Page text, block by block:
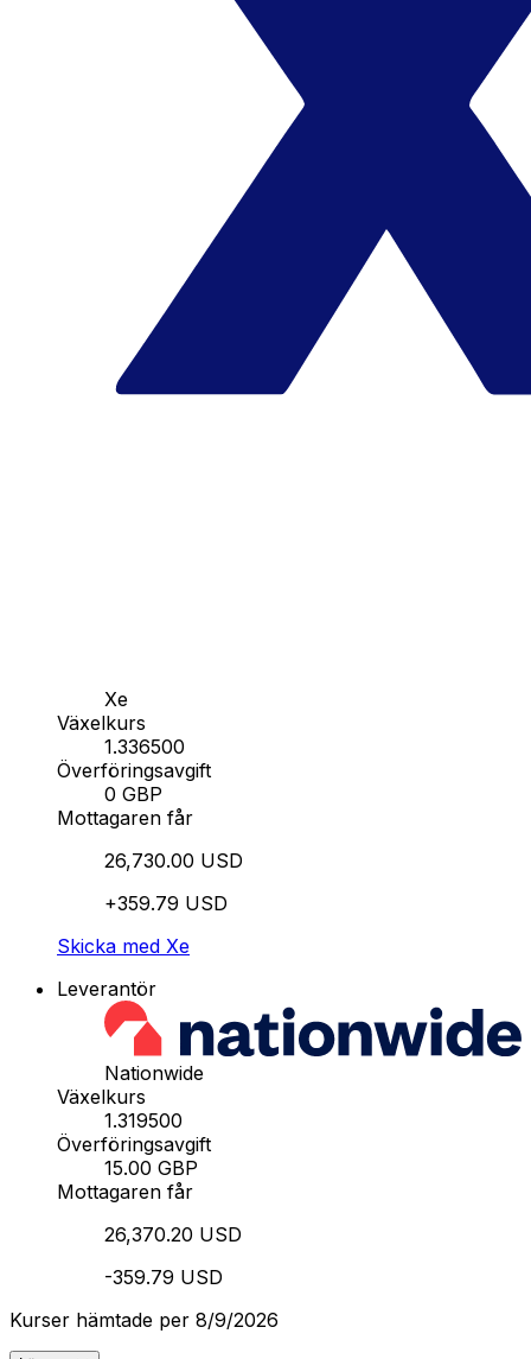
Xe
Växelkurs
1.336500
Överföringsavgift
0 GBP
Mottagaren får
26,730.00 USD
+359.79 USD
Skicka med Xe
Leverantör
Nationwide
Växelkurs
1.319500
Överföringsavgift
15.00 GBP
Mottagaren får
26,370.20 USD
-359.79 USD
Kurser hämtade per 8/9/2026